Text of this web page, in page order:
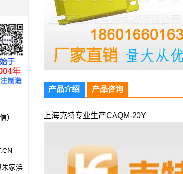
产品介绍 产品咨询
上海克特专业生产CAQM-20Y
）
朱家浜